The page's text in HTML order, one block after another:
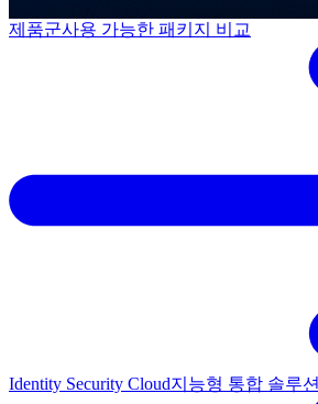
제품군사용 가능한 패키지 비교
Identity Security Cloud지능형 통합 솔루션